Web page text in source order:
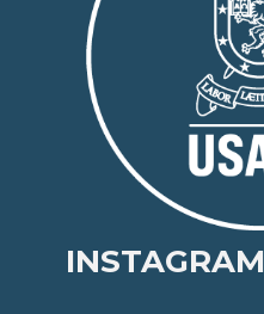
INSTAGRAM